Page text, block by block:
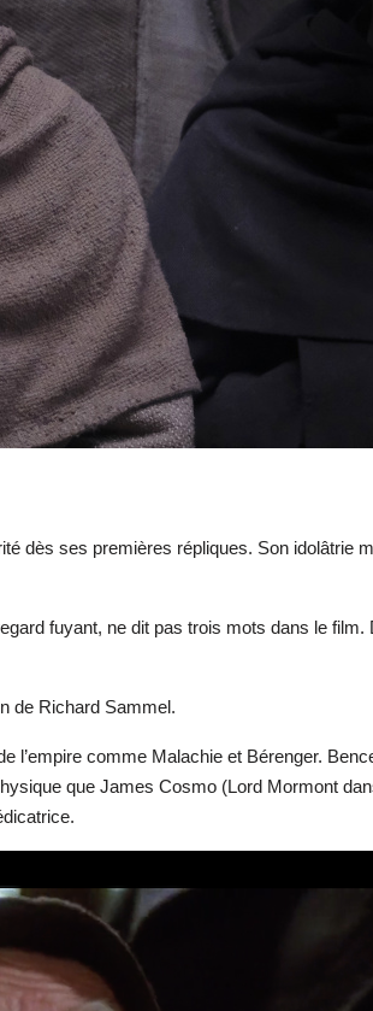
dès ses premières répliques. Son idolâtrie
fuyant, ne dit pas trois mots dans le
de Richard Sammel.
comme Malachie et Bérenger.
que James Cosmo (Lord Mormont